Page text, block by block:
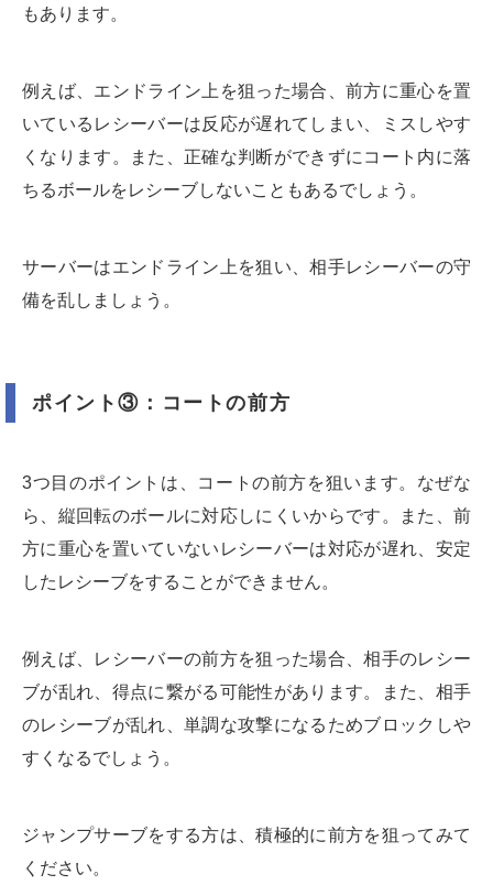
もあります。
例えば、エンドライン上を狙った場合、前方に重心を置
いているレシーバーは反応が遅れてしまい、ミスしやす
くなります。また、正確な判断ができずにコート内に落
ちるボールをレシーブしないこともあるでしょう。
サーバーはエンドライン上を狙い、相手レシーバーの守
備を乱しましょう。
ポイント③：コートの前方
3つ目のポイントは、コートの前方を狙います。なぜな
ら、縦回転のボールに対応しにくいからです。また、前
方に重心を置いていないレシーバーは対応が遅れ、安定
したレシーブをすることができません。
例えば、レシーバーの前方を狙った場合、相手のレシー
ブが乱れ、得点に繋がる可能性があります。また、相手
のレシーブが乱れ、単調な攻撃になるためブロックしや
すくなるでしょう。
ジャンプサーブをする方は、積極的に前方を狙ってみて
ください。